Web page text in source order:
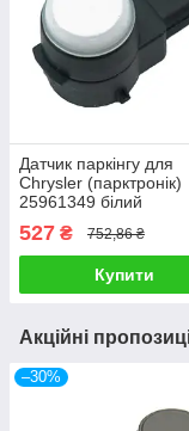
Датчик паркінгу для
Chrysler (парктронік)
25961349 білий
527 ₴ 752,86 ₴
Купити
Акційні
–30%